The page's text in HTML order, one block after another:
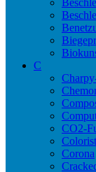
C
CO2-
Colorist
Corona